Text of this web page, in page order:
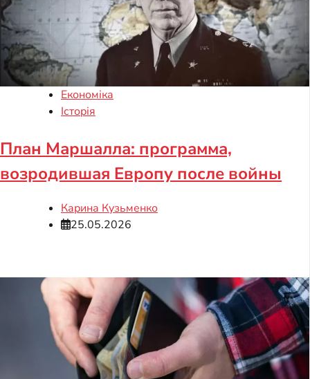
Економіка
Історія
План Маршалла: программа,
возродившая Европу после войны
Карина Кузьменко
25.05.2026